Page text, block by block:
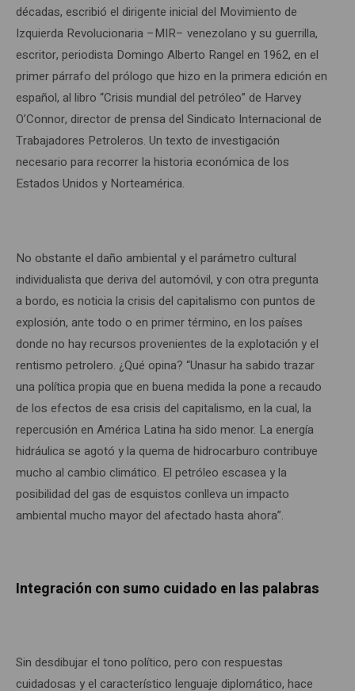
décadas, escribió el dirigente inicial del Movimiento de
Izquierda Revolucionaria –MIR– venezolano y su guerrilla,
escritor, periodista Domingo Alberto Rangel en 1962, en el
primer párrafo del prólogo que hizo en la primera edición en
español, al libro “Crisis mundial del petróleo” de Harvey
O’Connor, director de prensa del Sindicato Internacional de
Trabajadores Petroleros. Un texto de investigación
necesario para recorrer la historia económica de los
Estados Unidos y Norteamérica.
No obstante el daño ambiental y el parámetro cultural
individualista que deriva del automóvil, y con otra pregunta
a bordo, es noticia la crisis del capitalismo con puntos de
explosión, ante todo o en primer término, en los países
donde no hay recursos provenientes de la explotación y el
rentismo petrolero. ¿Qué opina? “Unasur ha sabido trazar
una política propia que en buena medida la pone a recaudo
de los efectos de esa crisis del capitalismo, en la cual, la
repercusión en América Latina ha sido menor. La energía
hidráulica se agotó y la quema de hidrocarburo contribuye
mucho al cambio climático. El petróleo escasea y la
posibilidad del gas de esquistos conlleva un impacto
ambiental mucho mayor del afectado hasta ahora”.
Integración con sumo cuidado en las palabras
Sin desdibujar el tono político, pero con respuestas
cuidadosas y el característico lenguaje diplomático, hace